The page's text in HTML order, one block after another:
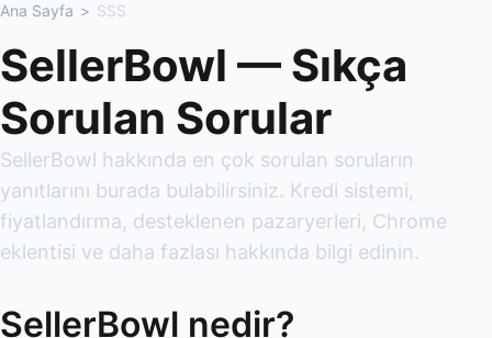
Ana Sayfa > SSS
SellerBowl — Sıkça
Sorulan Sorular
SellerBowl hakkında en çok sorulan soruların
yanıtlarını burada bulabilirsiniz. Kredi sistemi,
fiyatlandırma, desteklenen pazaryerleri, Chrome
eklentisi ve daha fazlası hakkında bilgi edinin.
SellerBowl nedir?